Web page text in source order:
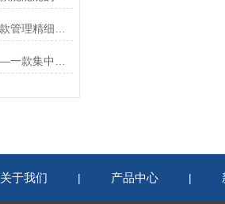
关于我们 | 产品中心 |